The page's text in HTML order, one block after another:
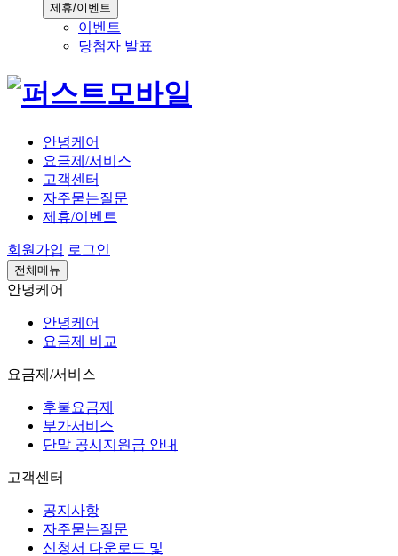
제휴/이벤트
이벤트
당첨자 발표
안녕케어
요금제/서비스
고객센터
자주묻는질문
제휴/이벤트
회원가입 로그인
전체메뉴
안녕케어
안녕케어
요금제 비교
요금제/서비스
후불요금제
부가서비스
단말 공시지원금 안내
고객센터
공지사항
자주묻는질문
신청서 다운로드 및